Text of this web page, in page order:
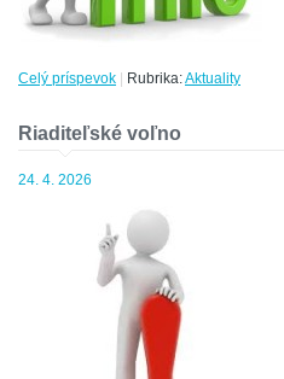
Celý príspevok | Rubrika:Aktuality
Riaditeľské voľno
24. 4. 2026